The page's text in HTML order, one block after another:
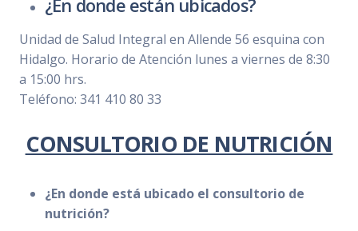
¿En donde están ubicados?
Unidad de Salud Integral en Allende 56 esquina con
Hidalgo. Horario de Atención lunes a viernes de 8:30
a 15:00 hrs.
Teléfono: 341 410 80 33
CONSULTORIO DE NUTRICIÓN
¿En donde está ubicado el consultorio de
nutrición?